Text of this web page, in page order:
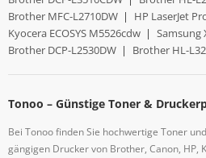
Brother MFC-L2710DW | HP LaserJet
Kyocera ECOSYS M5526cdw | Samsung
Brother DCP-L2530DW | Brother HL-
Tonoo – Günstige Toner &
Bei Tonoo finden Sie hochwertige Toner
gängigen Drucker von Brother, Canon, HP,